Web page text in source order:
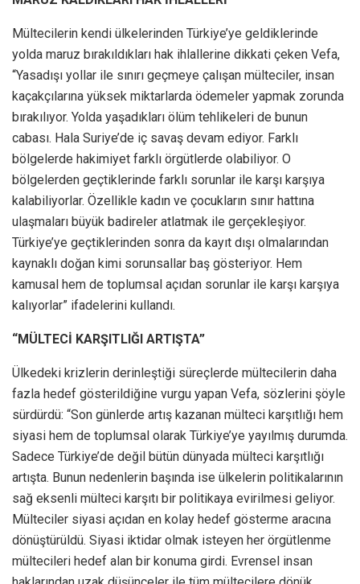
Mültecilerin kendi ülkelerinden Türkiye’ye geldiklerinde
yolda maruz bırakıldıkları hak ihlallerine dikkati çeken Vefa,
“Yasadışı yollar ile sınırı geçmeye çalışan mülteciler, insan
kaçakçılarına yüksek miktarlarda ödemeler yapmak zorunda
bırakılıyor. Yolda yaşadıkları ölüm tehlikeleri de bunun
cabası. Hala Suriye’de iç savaş devam ediyor. Farklı
bölgelerde hakimiyet farklı örgütlerde olabiliyor. O
bölgelerden geçtiklerinde farklı sorunlar ile karşı karşıya
kalabiliyorlar. Özellikle kadın ve çocukların sınır hattına
ulaşmaları büyük badireler atlatmak ile gerçekleşiyor.
Türkiye’ye geçtiklerinden sonra da kayıt dışı olmalarından
kaynaklı doğan kimi sorunsallar baş gösteriyor. Hem
kamusal hem de toplumsal açıdan sorunlar ile karşı karşıya
kalıyorlar” ifadelerini kullandı.
“MÜLTECİ KARŞITLIĞI ARTIŞTA”
Ülkedeki krizlerin derinleştiği süreçlerde mültecilerin daha
fazla hedef gösterildiğine vurgu yapan Vefa, sözlerini şöyle
sürdürdü: “Son günlerde artış kazanan mülteci karşıtlığı hem
siyasi hem de toplumsal olarak Türkiye’ye yayılmış durumda.
Sadece Türkiye’de değil bütün dünyada mülteci karşıtlığı
artışta. Bunun nedenlerin başında ise ülkelerin politikalarının
sağ eksenli mülteci karşıtı bir politikaya evirilmesi geliyor.
Mülteciler siyasi açıdan en kolay hedef gösterme aracına
dönüştürüldü. Siyasi iktidar olmak isteyen her örgütlenme
mültecileri hedef alan bir konuma girdi. Evrensel insan